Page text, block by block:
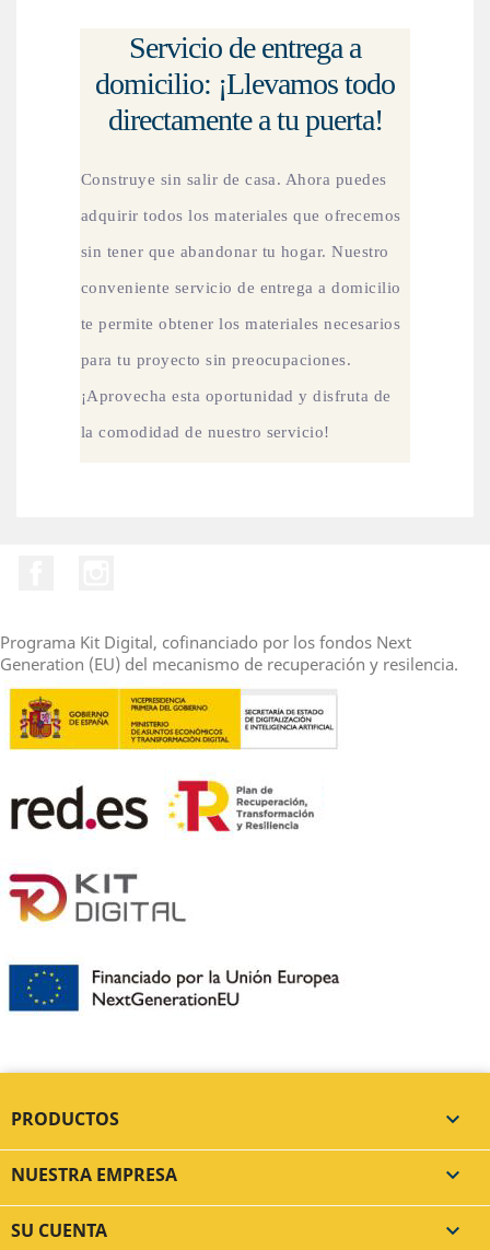
Servicio de entrega a
domicilio: ¡Llevamos todo
directamente a tu puerta!
Construye sin salir de casa. Ahora puedes
adquirir todos los materiales que ofrecemos
sin tener que abandonar tu hogar. Nuestro
conveniente servicio de entrega a domicilio
te permite obtener los materiales necesarios
para tu proyecto sin preocupaciones.
¡Aprovecha esta oportunidad y disfruta de
la comodidad de nuestro servicio!
Programa Kit Digital, cofinanciado por los fondos Next
Generation (EU) del mecanismo de recuperación y resilencia.
PRODUCTOS 
NUESTRA EMPRESA 
SU CUENTA 